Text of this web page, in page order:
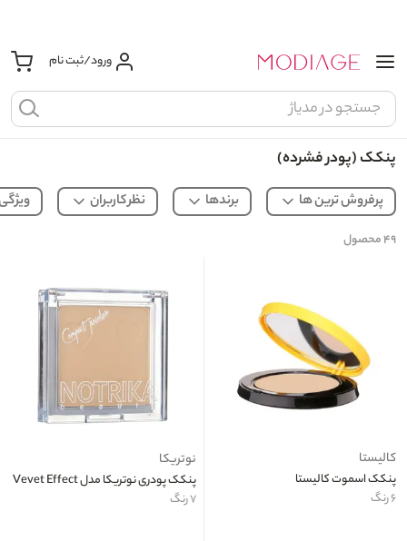
ورود/ثبت نام
پنکک (پودر فشرده)
پرفروش ترین ها برندها نظر کاربران
۴۹محصول
کالیستا
پنکک اسموت کالیستا
۶ رنگ
نوتریکا
پنکک پودری نوتریکا مدل Vevet Effect
۷ رنگ